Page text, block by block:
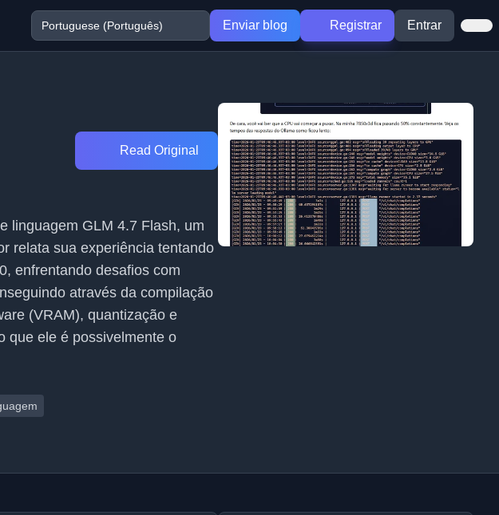
Enviar blog Registrar Entrar
Read Original
linguagem GLM 4.7 Flash, um
relata sua experiência tentando
enfrentando desafios com
através da compilação
(VRAM), quantização e
que ele é possivelmente o